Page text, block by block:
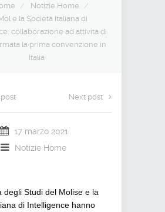
/ Notizie Home
/
e la Società Italiana di
collaborazione ad attività di
la prima convenzione in
Italia
Next post
17 marzo 2021
Notizie Home
degli Studi del Molise e la
di Intelligence hanno